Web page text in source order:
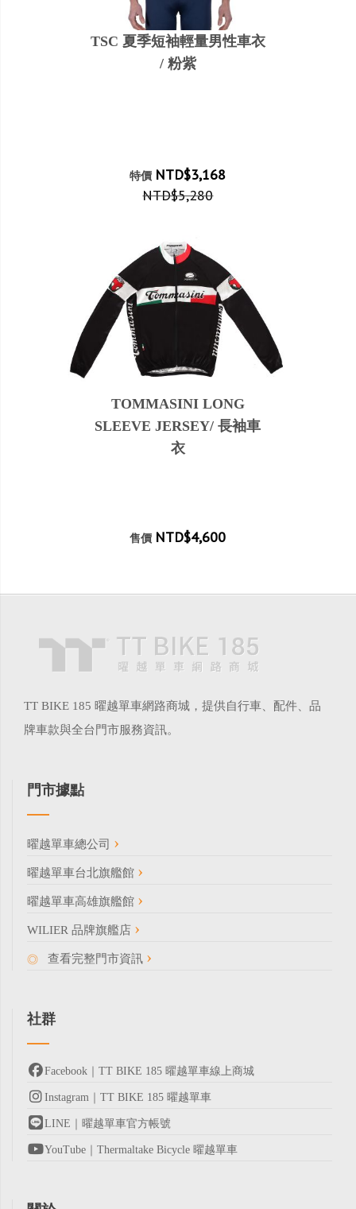
TSC 夏季短袖輕量男性車衣
/ 粉紫
特價 NTD$3,168
NTD$5,280
TOMMASINI LONG
SLEEVE JERSEY/ 長袖車
衣
售價 NTD$4,600
TT BIKE 185 曜越單車網路商城，提供自行車、配件、品
牌車款與全台門市服務資訊。
門市據點
曜越單車總公司
曜越單車台北旗艦館
曜越單車高雄旗艦館
WILIER 品牌旗艦店
查看完整門市資訊
社群
Facebook｜TT BIKE 185 曜越單車線上商城
Instagram｜TT BIKE 185 曜越單車
LINE｜曜越單車官方帳號
YouTube｜Thermaltake Bicycle 曜越單車